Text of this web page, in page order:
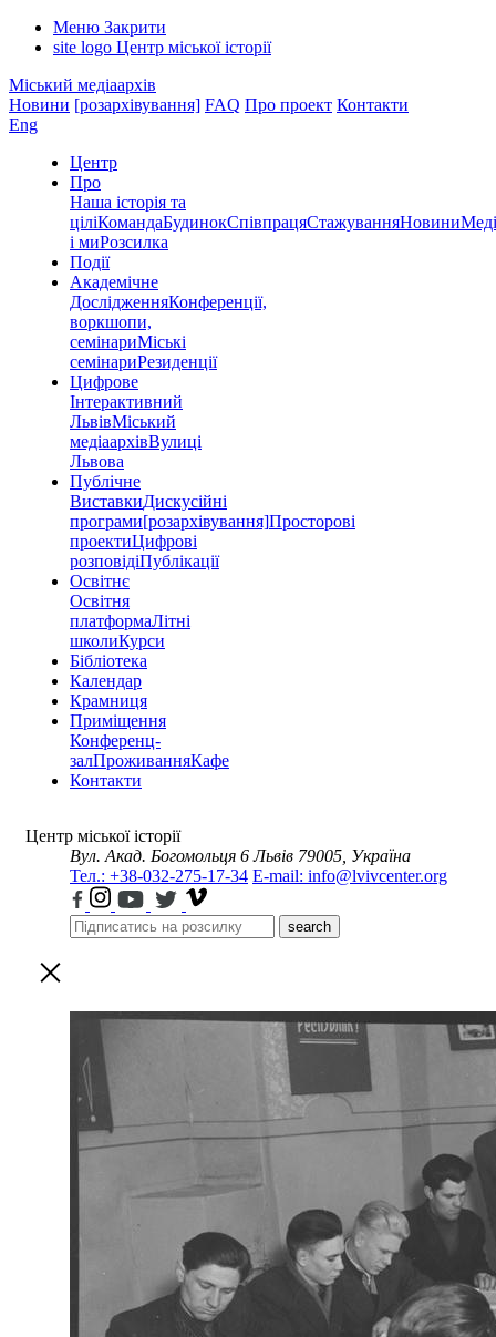
Меню Закрити
site logo Центр міської історії
Міський медіаархів
Новини [розархівування] FAQ Про проект Контакти
Eng
Центр
Про
Наша історія та
ціліКомандаБудинокСпівпрацяСтажуванняНовини
і миРозсилка
Події
Академічне
ДослідженняКонференції,
воркшопи,
семінариМіські
семінариРезиденції
Цифрове
Інтерактивний
ЛьвівМіський
медіаархівВулиці
Львова
Публічне
ВиставкиДискусійні
програми[розархівування]Просторові
проектиЦифрові
розповідіПублікації
Освітнє
Освітня
платформаЛітні
школиКурси
Бібліотека
Календар
Крамниця
Приміщення
Конференц-
залПроживанняКафе
Контакти
Центр міської історії
Вул. Акад. Богомольця 6 Львів 79005, Україна
Тел.: +38-032-275-17-34 E-mail: info@lvivcenter.org
search